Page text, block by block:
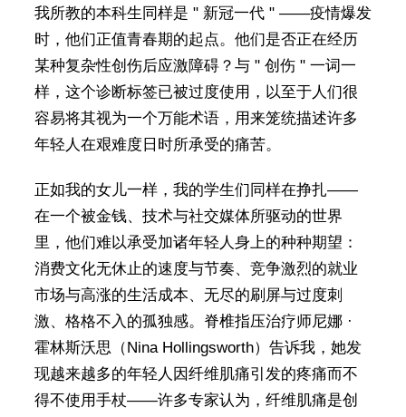
我所教的本科生同样是 " 新冠一代 " ——疫情爆发
时，他们正值青春期的起点。他们是否正在经历
某种复杂性创伤后应激障碍？与 " 创伤 " 一词一
样，这个诊断标签已被过度使用，以至于人们很
容易将其视为一个万能术语，用来笼统描述许多
年轻人在艰难度日时所承受的痛苦。
正如我的女儿一样，我的学生们同样在挣扎——
在一个被金钱、技术与社交媒体所驱动的世界
里，他们难以承受加诸年轻人身上的种种期望：
消费文化无休止的速度与节奏、竞争激烈的就业
市场与高涨的生活成本、无尽的刷屏与过度刺
激、格格不入的孤独感。脊椎指压治疗师尼娜 ·
霍林斯沃思（Nina Hollingsworth）告诉我，她发
现越来越多的年轻人因纤维肌痛引发的疼痛而不
得不使用手杖——许多专家认为，纤维肌痛是创